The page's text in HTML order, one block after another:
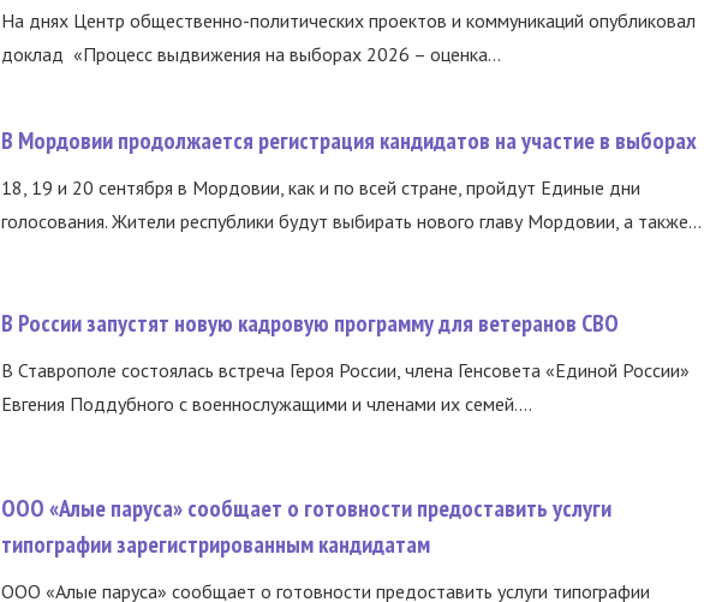
На днях Центр общественно-политических проектов и коммуникаций опубликовал
доклад «Процесс выдвижения на выборах 2026 – оценка...
В Мордовии продолжается регистрация кандидатов на участие в выборах
18, 19 и 20 сентября в Мордовии, как и по всей стране, пройдут Единые дни
голосования. Жители республики будут выбирать нового главу Мордовии, а также...
В России запустят новую кадровую программу для ветеранов СВО
В Ставрополе состоялась встреча Героя России, члена Генсовета «Единой России»
Евгения Поддубного с военнослужащими и членами их семей....
ООО «Алые паруса» сообщает о готовности предоставить услуги
типографии зарегистрированным кандидатам
ООО «Алые паруса» сообщает о готовности предоставить услуги типографии